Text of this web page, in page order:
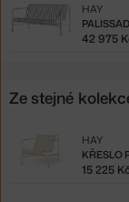
HAY
42 975
Ze stejné
KŘESLO
HAY
15 225 Kč